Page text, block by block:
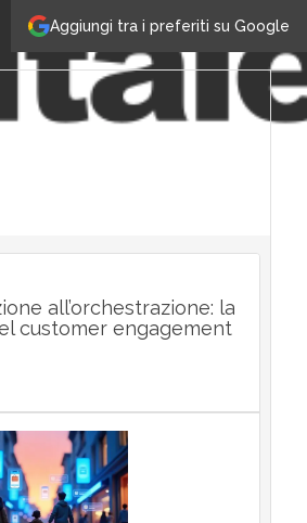
Aggiungi tra i preferiti su Google
all’orchestrazione: la
customer engagement